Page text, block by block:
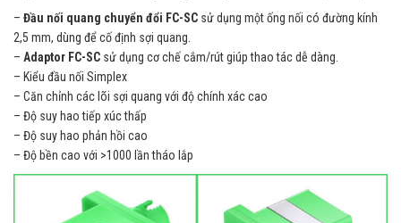
– Đầu nối quang chuyển đổi FC-SC sử dụng một ống nối có đường kính
2,5 mm, dùng để cố định sợi quang.
– Adaptor FC-SC sử dụng cơ chế cắm/rút giúp thao tác dễ dàng.
– Kiểu đầu nối Simplex
– Căn chỉnh các lõi sợi quang với độ chính xác cao
– Độ suy hao tiếp xúc thấp
– Độ suy hao phản hồi cao
– Độ bền cao với >1000 lần tháo lắp